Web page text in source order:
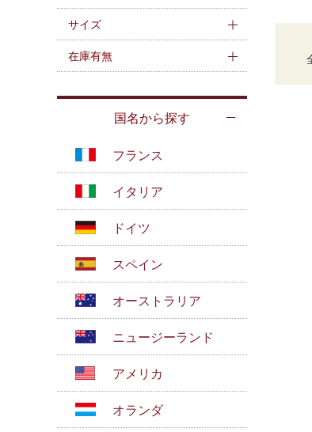
サイズ
在庫有無
国名から探す
フランス
イタリア
ドイツ
スペイン
オーストラリア
ニュージーランド
アメリカ
オランダ